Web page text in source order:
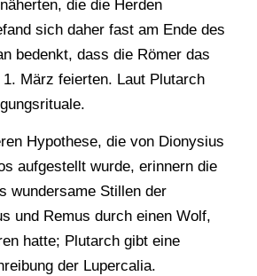
die die Herden
sich daher fast am Ende des
bedenkt, dass die Römer das
März feierten. Laut Plutarch
Hypothese, die von Dionysius
aufgestellt wurde, erinnern die
wundersame Stillen der
und Remus durch einen Wolf,
hatte; Plutarch gibt eine
der Lupercalia.